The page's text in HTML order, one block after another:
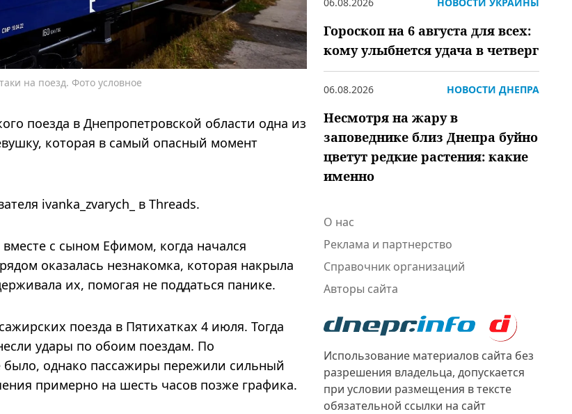
на поезд. Фото условное
поезда в Днепропетровской области одна из
которая в самый опасный момент
ivanka_zvarych_ в Threads.
с сыном Ефимом, когда начался
оказалась незнакомка, которая накрыла
их, помогая не поддаться панике.
поезда в Пятихатках 4 июля. Тогда
удары по обоим поездам. По
однако пассажиры пережили сильный
примерно на шесть часов позже графика.
Гороскоп на 6 августа для всех:
кому улыбнется удача в четверг
06.08.2026 НОВОСТИ ДНЕПРА
Несмотря на жару в
заповеднике близ Днепра буйно
цветут редкие растения: какие
именно
О нас
Реклама и партнерство
Справочник организаций
Авторы сайта
Использование материалов сайта без
разрешения владельца, допускается
при условии размещения в тексте
обязательной ссылки на сайт